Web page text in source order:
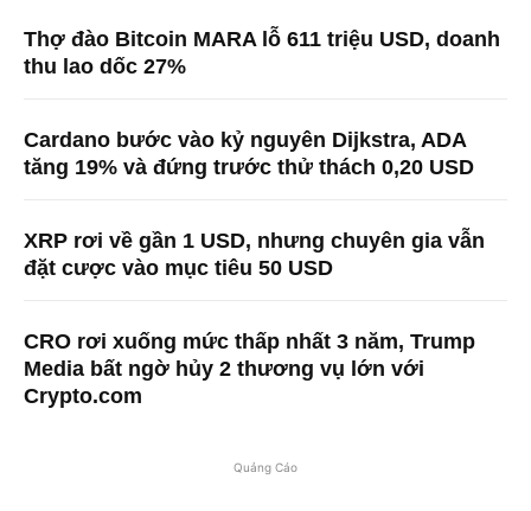
Thợ đào Bitcoin MARA lỗ 611 triệu USD, doanh
thu lao dốc 27%
Cardano bước vào kỷ nguyên Dijkstra, ADA
tăng 19% và đứng trước thử thách 0,20 USD
XRP rơi về gần 1 USD, nhưng chuyên gia vẫn
đặt cược vào mục tiêu 50 USD
CRO rơi xuống mức thấp nhất 3 năm, Trump
Media bất ngờ hủy 2 thương vụ lớn với
Crypto.com
Quảng Cáo